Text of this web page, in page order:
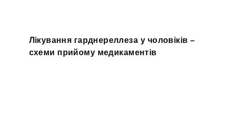
Лікування гарднереллеза у чоловіків –
схеми прийому медикаментів